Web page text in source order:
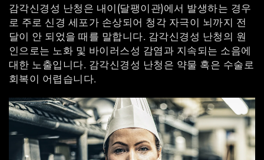
감각신경성 난청은 내이(달팽이관)에서 발생하는 경우
로 주로 신경 세포가 손상되어 청각 자극이 뇌까지 전
달이 안 되었을 때를 말합니다. 감각신경성 난청의 원
인으로는 노화 및 바이러스성 감염과 지속되는 소음에
대한 노출입니다. 감각신경성 난청은 약물 혹은 수술로
회복이 어렵습니다.